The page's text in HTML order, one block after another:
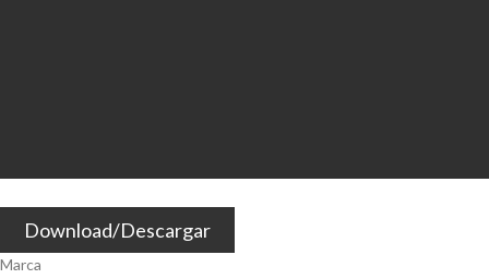
Download/Descargar
Marca